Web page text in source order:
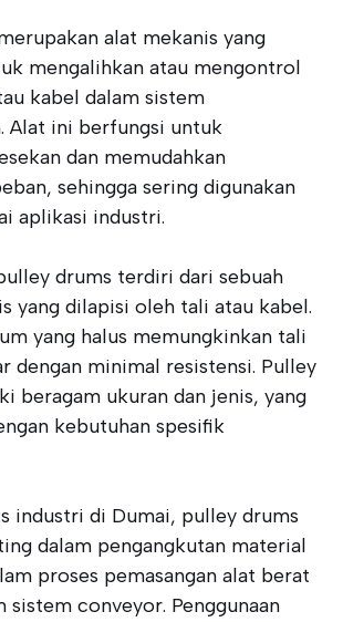
alat mekanis yang
mengalihkan atau mengontrol
kabel dalam sistem
Alat ini berfungsi untuk
dan memudahkan
sehingga sering digunakan
aplikasi industri.
drums terdiri dari sebuah
yang dilapisi oleh tali atau kabel.
yang halus memungkinkan tali
dengan minimal resistensi. Pulley
beragam ukuran dan jenis, yang
kebutuhan spesifik
industri di Dumai, pulley drums
dalam pengangkutan material
proses pemasangan alat berat
sistem conveyor. Penggunaan